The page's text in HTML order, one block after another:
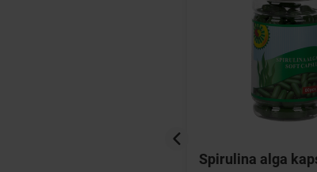
Spirulina alga